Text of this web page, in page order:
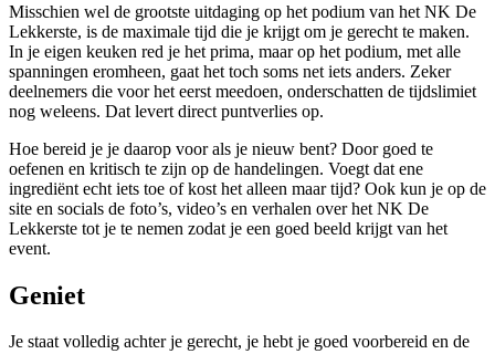
Misschien wel de grootste uitdaging op het podium van het NK De
Lekkerste, is de maximale tijd die je krijgt om je gerecht te maken.
In je eigen keuken red je het prima, maar op het podium, met alle
spanningen eromheen, gaat het toch soms net iets anders. Zeker
deelnemers die voor het eerst meedoen, onderschatten de tijdslimiet
nog weleens. Dat levert direct puntverlies op.
Hoe bereid je je daarop voor als je nieuw bent? Door goed te
oefenen en kritisch te zijn op de handelingen. Voegt dat ene
ingrediënt echt iets toe of kost het alleen maar tijd? Ook kun je op de
site en socials de foto’s, video’s en verhalen over het NK De
Lekkerste tot je te nemen zodat je een goed beeld krijgt van het
event.
Geniet
Je staat volledig achter je gerecht, je hebt je goed voorbereid en de